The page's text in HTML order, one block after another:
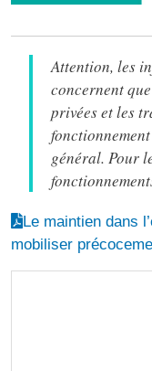
Attention, les
concernent
privées et les
général. Pour
Le maintien dans
mobiliser